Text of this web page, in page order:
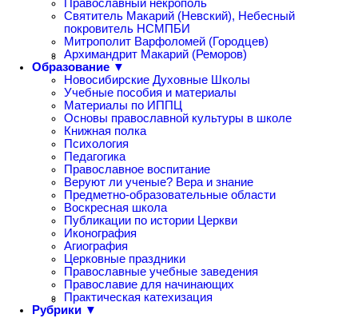
Православный некрополь
Святитель Макарий (Невский), Небесный
покровитель НСМПБИ
Митрополит Варфоломей (Городцев)
Архимандрит Макарий (Реморов)
Образование ▼
Новосибирские Духовные Школы
Учебные пособия и материалы
Материалы по ИППЦ
Основы православной культуры в школе
Книжная полка
Психология
Педагогика
Православное воспитание
Веруют ли ученые? Вера и знание
Предметно-образовательные области
Воскресная школа
Публикации по истории Церкви
Иконография
Агиография
Церковные праздники
Православные учебные заведения
Православие для начинающих
Практическая катехизация
Рубрики ▼